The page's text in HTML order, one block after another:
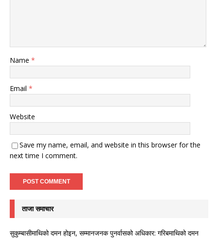
Name *
Email *
Website
Save my name, email, and website in this browser for the
next time I comment.
ताजा समाचार
सुकुम्बासीमाथिको दमन होइन, सम्मानजनक पुनर्वासको अधिकार: गरिबमाथिको दमन